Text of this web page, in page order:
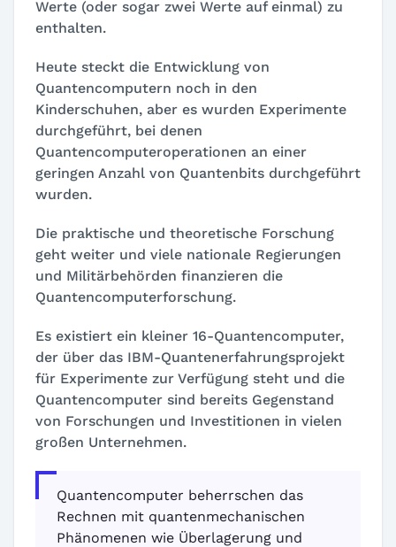
Werte (oder sogar zwei Werte auf einmal) zu
enthalten.
Heute steckt die Entwicklung von
Quantencomputern noch in den
Kinderschuhen, aber es wurden Experimente
durchgeführt, bei denen
Quantencomputeroperationen an einer
geringen Anzahl von Quantenbits durchgeführt
wurden.
Die praktische und theoretische Forschung
geht weiter und viele nationale Regierungen
und Militärbehörden finanzieren die
Quantencomputerforschung.
Es existiert ein kleiner 16-Quantencomputer,
der über das IBM-Quantenerfahrungsprojekt
für Experimente zur Verfügung steht und die
Quantencomputer sind bereits Gegenstand
von Forschungen und Investitionen in vielen
großen Unternehmen.
Quantencomputer beherrschen das
Rechnen mit quantenmechanischen
Phänomenen wie Überlagerung und